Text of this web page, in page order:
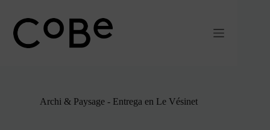
contenido
Archi & Paysage - Entrega en Le Vésinet